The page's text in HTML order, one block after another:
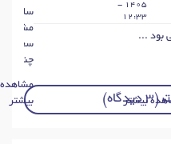
1405 -
12:33
بود ...
بیشتر
سلام و
مشکل
سعیدی
مشاهده
بیشتر